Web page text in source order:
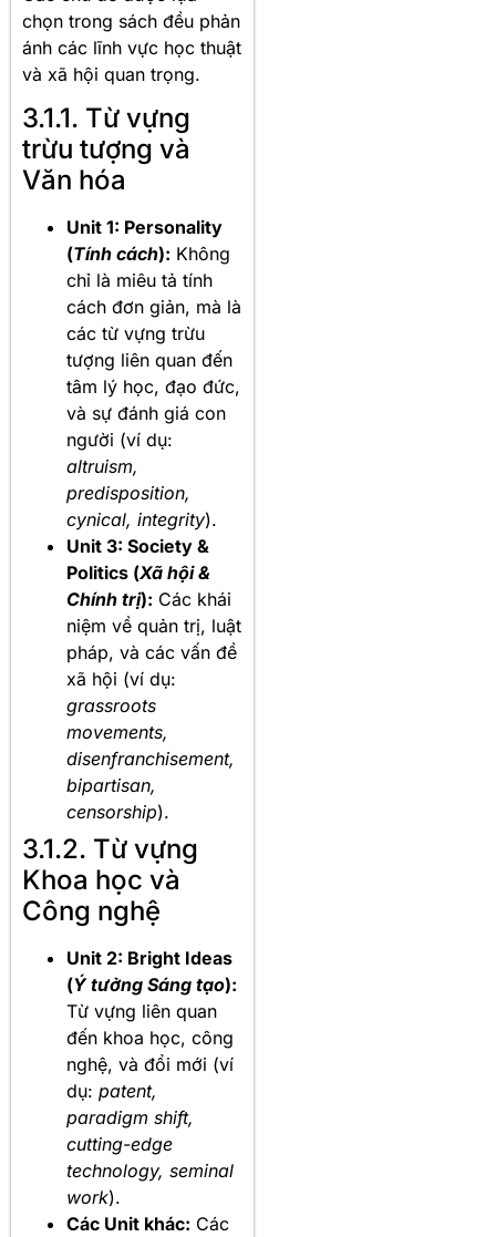
chọn trong sách đều phản
ánh các lĩnh vực học thuật
và xã hội quan trọng.
3.1.1. Từ vựng
trừu tượng và
Văn hóa
Unit 1: Personality
(Tính cách): Không
chỉ là miêu tả tính
cách đơn giản, mà là
các từ vựng trừu
tượng liên quan đến
tâm lý học, đạo đức,
và sự đánh giá con
người (ví dụ:
altruism,
predisposition,
cynical, integrity).
Unit 3: Society &
Politics (Xã hội &
Chính trị): Các khái
niệm về quản trị, luật
pháp, và các vấn đề
xã hội (ví dụ:
grassroots
movements,
disenfranchisement,
bipartisan,
censorship).
3.1.2. Từ vựng
Khoa học và
Công nghệ
Unit 2: Bright Ideas
(Ý tưởng Sáng tạo):
Từ vựng liên quan
đến khoa học, công
nghệ, và đổi mới (ví
dụ: patent,
paradigm shift,
cutting-edge
technology, seminal
work).
Các Unit khác: Các